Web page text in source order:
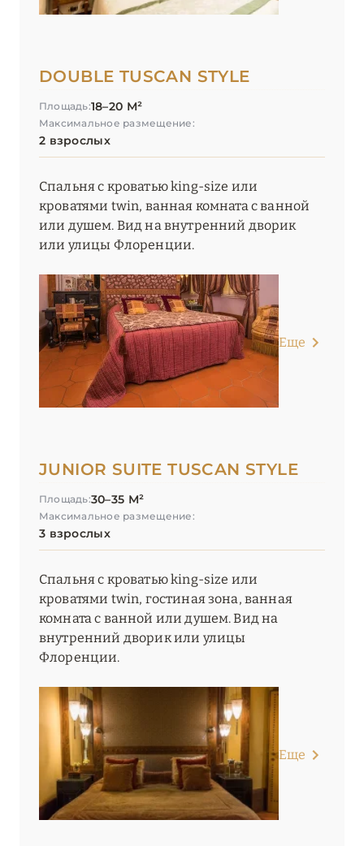
DOUBLE TUSCAN STYLE
Площадь:18–20 М²
Максимальное размещение:
2 взрослых
Спальня с кроватью king-size или
кроватями twin, ванная комната с ванной
или душем. Вид на внутренний дворик
или улицы Флоренции.
Еще
JUNIOR SUITE TUSCAN STYLE
Площадь:30–35 М²
Максимальное размещение:
3 взрослых
Спальня с кроватью king-size или
кроватями twin, гостиная зона, ванная
комната с ванной или душем. Вид на
внутренний дворик или улицы
Флоренции.
Еще